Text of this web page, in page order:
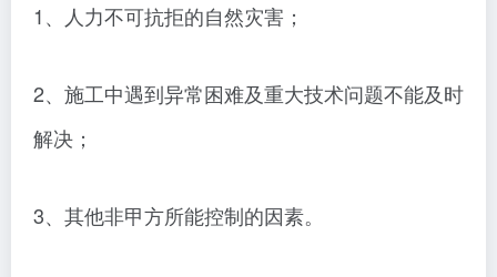
1、人力不可抗拒的自然灾害；
2、施工中遇到异常困难及重大技术问题不能及时
解决；
3、其他非甲方所能控制的因素。